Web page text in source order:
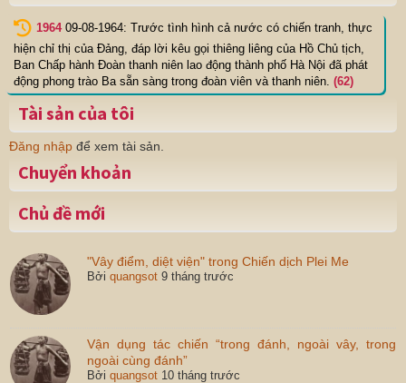
1964 09-08-1964: Trước tình hình cả nước có chiến tranh, thực
hiện chỉ thị của Đảng, đáp lời kêu gọi thiêng liêng của Hồ Chủ tịch,
Ban Chấp hành Đoàn thanh niên lao động thành phố Hà Nội đã phát
động phong trào Ba sẵn sàng trong đoàn viên và thanh niên. (62)
Tài sản của tôi
Đăng nhập để xem tài sản.
Chuyển khoản
Chủ đề mới
"Vây điểm, diệt viện" trong Chiến dịch Plei Me
Bởiquangsot 9 tháng trước
Vận dụng tác chiến “trong đánh, ngoài vây, trong
ngoài cùng đánh”
Bởiquangsot 10 tháng trước